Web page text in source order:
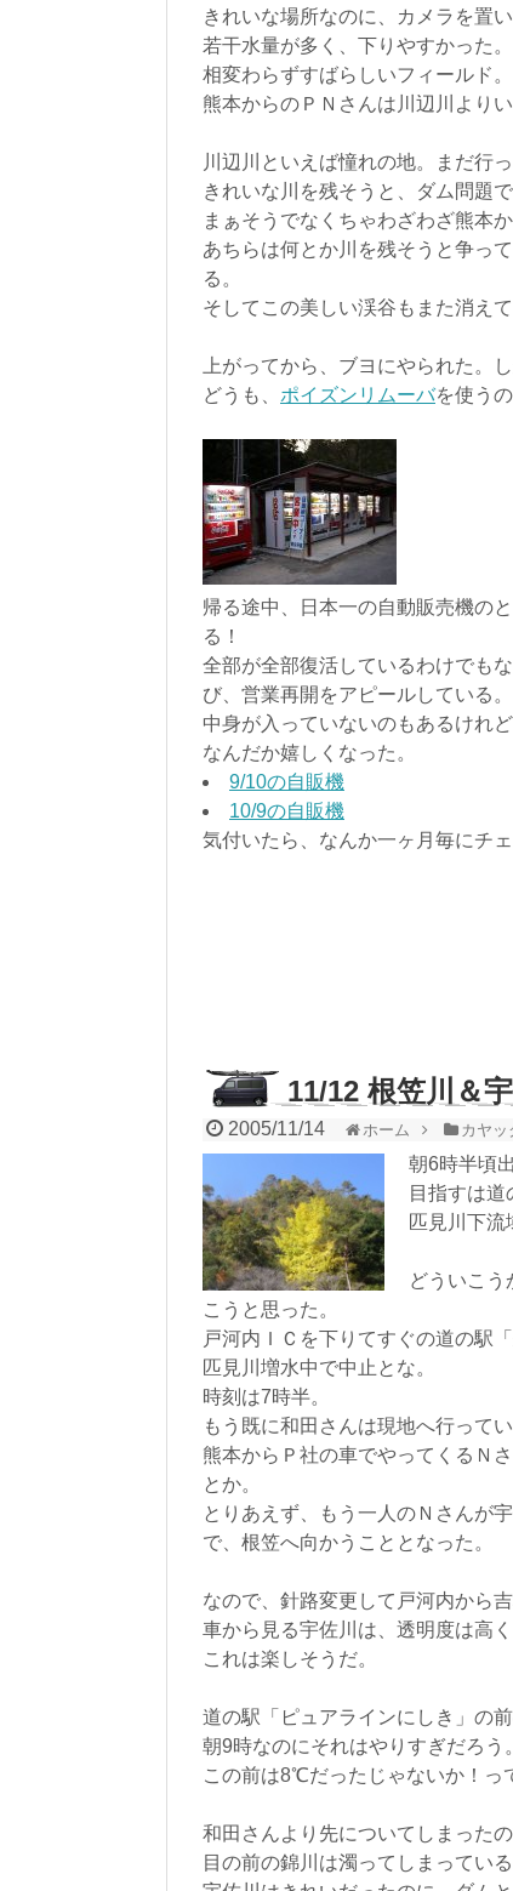
きれいな場所なのに、カメラを置
若干水量が多く、下りやすかった。
相変わらずすばらしいフィールド。
熊本からのＰＮさんは川辺川よりい
川辺川といえば憧れの地。まだ行
きれいな川を残そうと、ダム問題
まぁそうでなくちゃわざわざ熊本
あちらは何とか川を残そうと争っ
る。
そしてこの美しい渓谷もまた消えて
上がってから、ブヨにやられた。し
どうも、 ポイズンリムーバを使う
帰る途中、日本一の自動販売機の
る！
全部が全部復活しているわけでも
び、営業再開をアピールしている。
中身が入っていないのもあるけれ
なんだか嬉しくなった。
9/10の自販機
10/9の自販機
気付いたら、なんか一ヶ月毎にチ
11/12 根笠川＆宇
2005/11/14 ホーム カヤッ
朝6時半頃出
目指すは道
匹見川下流
どういこ
こうと思った。
戸河内ＩＣを下りてすぐの道の駅
匹見川増水中で中止とな。
時刻は7時半。
もう既に和田さんは現地へ行って
熊本からＰ社の車でやってくるＮ
とか。
とりあえず、もう一人のＮさんが
で、根笠へ向かうこととなった。
なので、針路変更して戸河内から
車から見る宇佐川は、透明度は高
これは楽しそうだ。
道の駅「ピュアラインにしき」の
朝9時なのにそれはやりすぎだろう。
この前は8℃だったじゃないか！っ
和田さんより先についてしまった
目の前の錦川は濁ってしまっている